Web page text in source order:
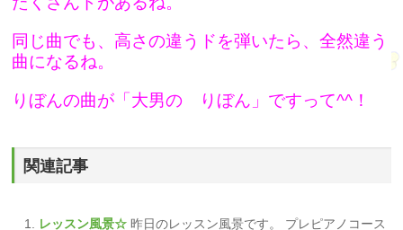
同じ曲でも、高さの違うドを弾いたら、全然違う
曲になるね。
りぼんの曲が「大男の りぼん」ですって^^！
関連記事
レッスン風景☆ 昨日のレッスン風景です。 プレピアノコース